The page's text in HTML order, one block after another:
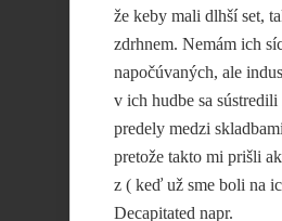
že keby mali dlhší set,
zdrhnem. Nemám ich
napočúvaných, ale
v ich hudbe sa sústredili
predely medzi
pretože takto mi prišli
z ( keď už sme boli na
Decapitated napr.